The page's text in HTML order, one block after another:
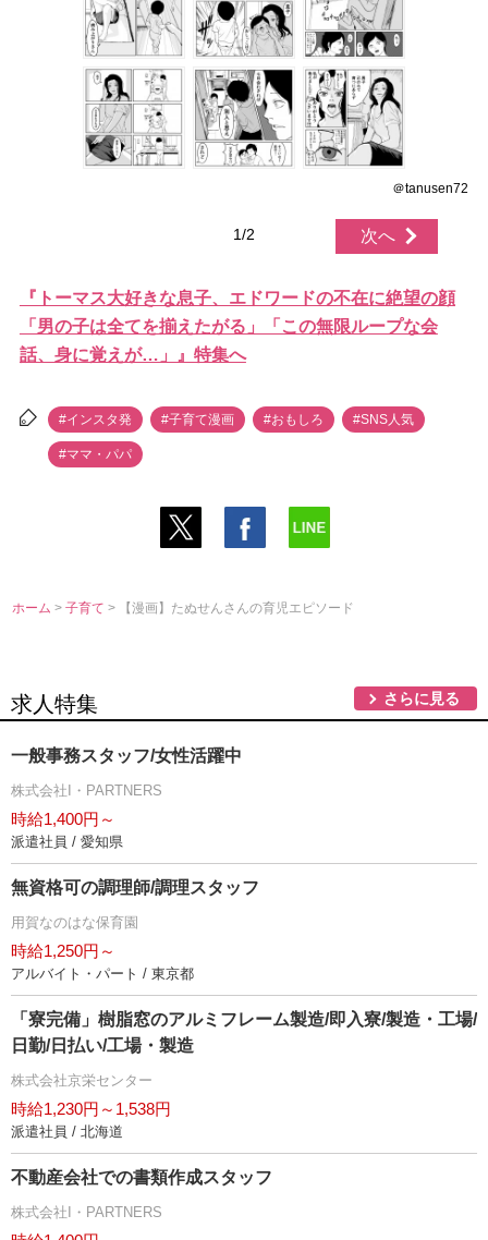
＠tanusen72
次へ
1/2
『トーマス大好きな息子、エドワードの不在に絶望の顔
「男の子は全てを揃えたがる」「この無限ループな会
話、身に覚えが…」』特集へ
#インスタ発 #子育て漫画 #おもしろ #SNS人気
#ママ・パパ
ホーム >子育て> 【漫画】たぬせんさんの育児エピソード
求人特集 さらに見る
一般事務スタッフ/女性活躍中
株式会社I・PARTNERS
時給1,400円～
派遣社員 / 愛知県
無資格可の調理師/調理スタッフ
用賀なのはな保育園
時給1,250円～
アルバイト・パート / 東京都
「寮完備」樹脂窓のアルミフレーム製造/即入寮/製造・工場/
日勤/日払い/工場・製造
株式会社京栄センター
時給1,230円～1,538円
派遣社員 / 北海道
不動産会社での書類作成スタッフ
株式会社I・PARTNERS